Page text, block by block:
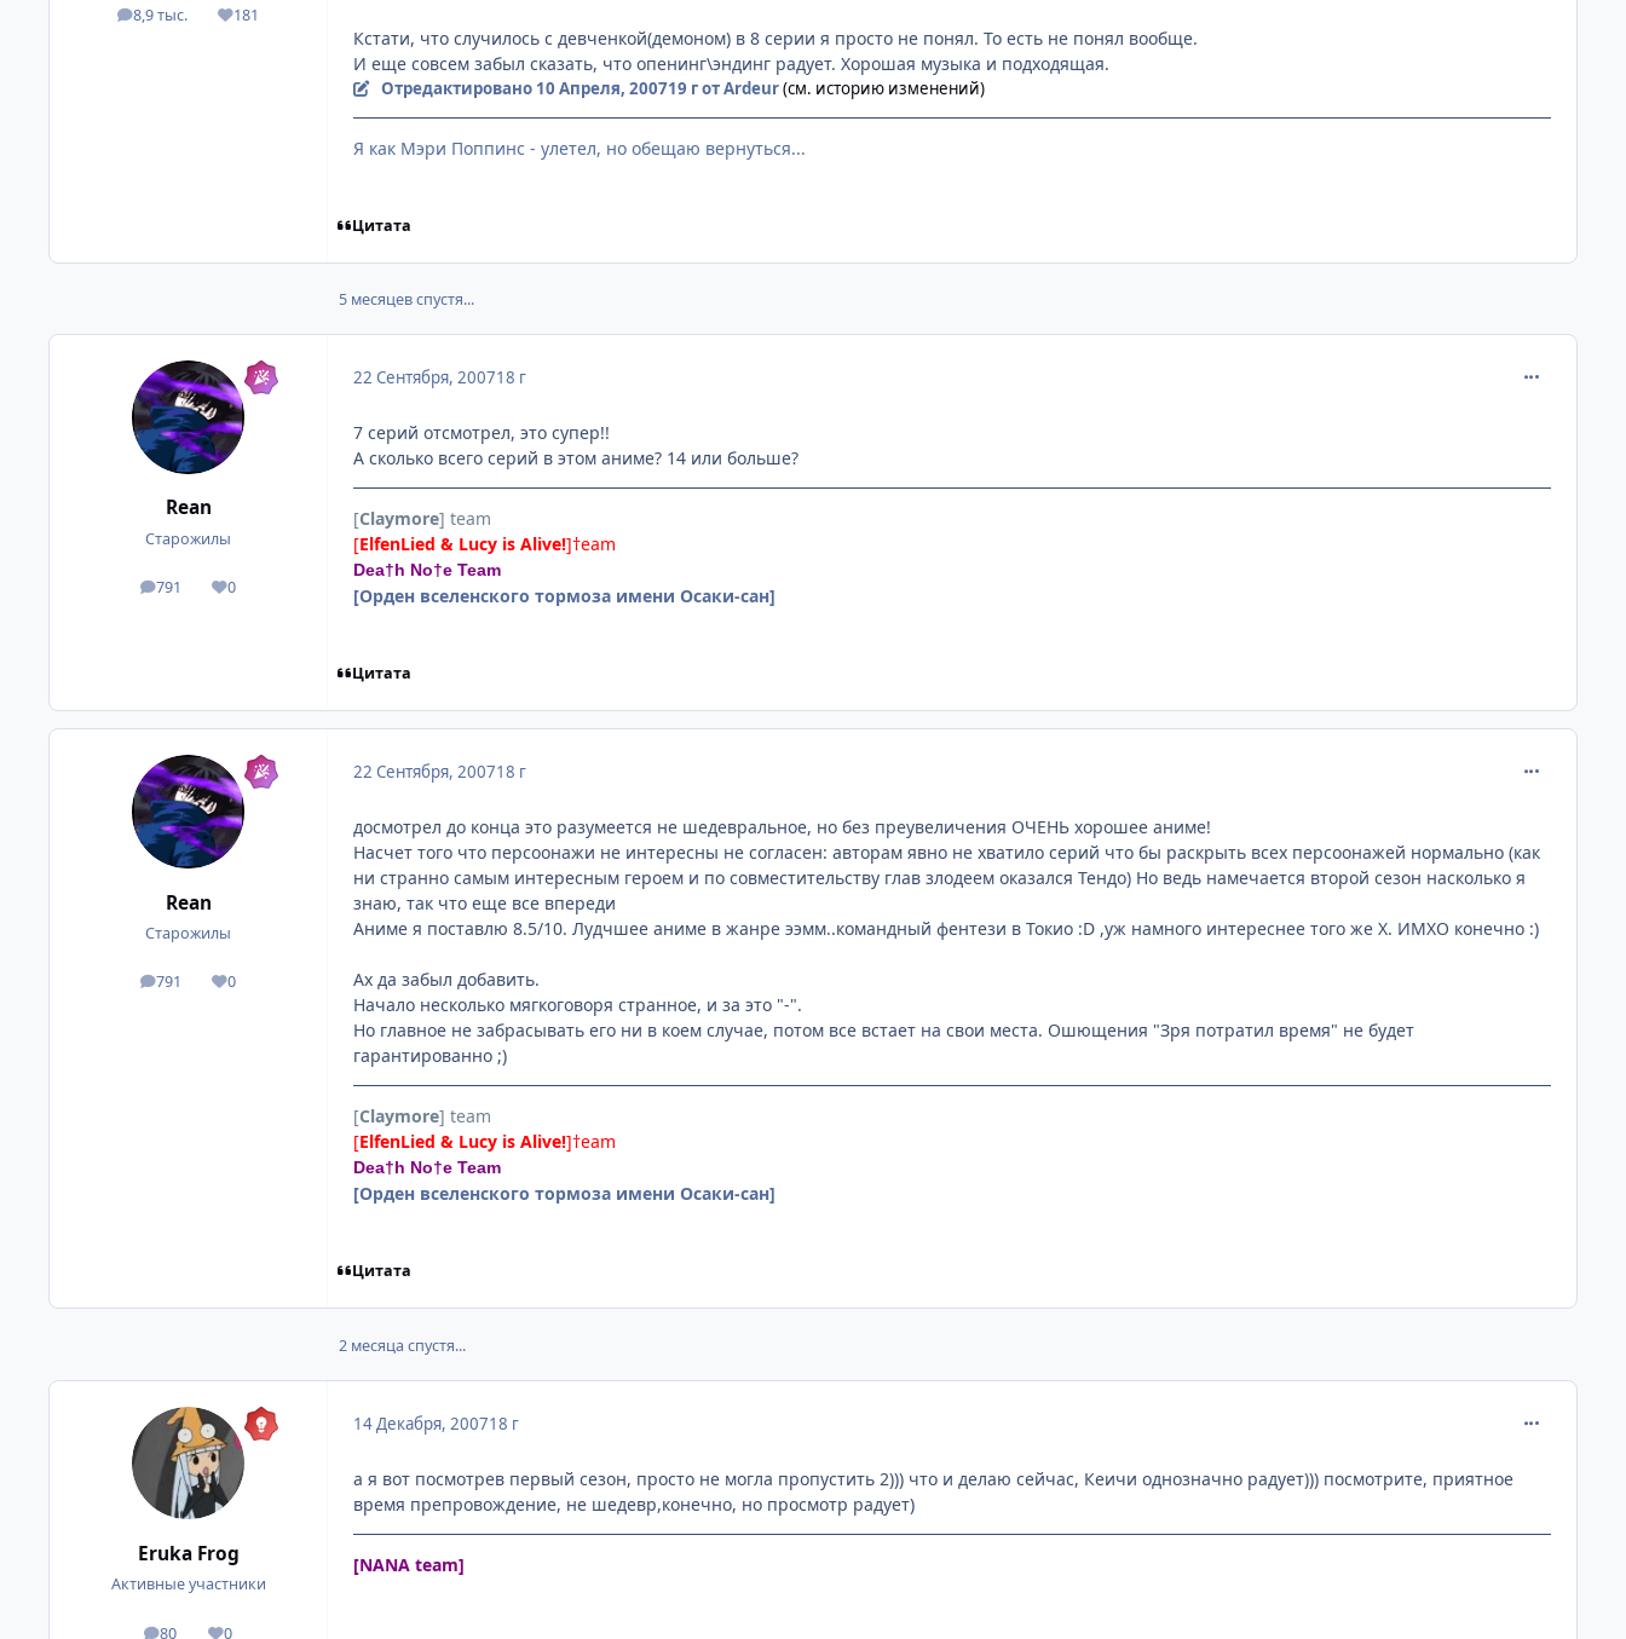
8,9 тыс.
посты 181
Репутация
Кстати, что случилось с девченкой(демоном) в 8 серии я просто не понял. То есть не понял вообще.
И еще совсем забыл сказать, что опенинг\эндинг радует. Хорошая музыка и подходящая.
Отредактировано 10 Апреля, 200719 гот Ardeur(см. историю изменений)
Я как Мэри Поппинс - улетел, но обещаю вернуться...
Цитата
5 месяцев спустя...
Rean
Старожилы
791
посты 0
Репутация
22 Сентября, 200718 г
7 серий отсмотрел, это супер!!
А сколько всего серий в этом аниме? 14 или больше?
[Claymore] team
[ElfenLied & Lucy is Alive!]†eam
Dea†h No†e Team
[Орден вселенского тормоза имени Осаки-сан]
Цитата
Rean
Старожилы
791
посты 0
Репутация
22 Сентября, 200718 г
досмотрел до конца это разумеется не шедевральное, но без преувеличения ОЧЕНЬ хорошее аниме!
Насчет того что персоонажи не интересны не согласен: авторам явно не хватило серий что бы раскрыть всех персоонажей нормально (как
ни странно самым интересным героем и по совместительству глав злодеем оказался Тендо) Но ведь намечается второй сезон насколько я
знаю, так что еще все впереди
Аниме я поставлю 8.5/10. Лудчшее аниме в жанре ээмм..командный фентези в Токио :D ,уж намного интереснее того же X. ИМХО конечно :)
Ах да забыл добавить.
Начало несколько мягкоговоря странное, и за это "-".
Но главное не забрасывать его ни в коем случае, потом все встает на свои места. Ошющения "Зря потратил время" не будет
гарантированно ;)
[Claymore] team
[ElfenLied & Lucy is Alive!]†eam
Dea†h No†e Team
[Орден вселенского тормоза имени Осаки-сан]
Цитата
2 месяца спустя...
Eruka Frog
Активные участники
80 0
14 Декабря, 200718 г
а я вот посмотрев первый сезон, просто не могла пропустить 2))) что и делаю сейчас, Кеичи однозначно радует))) посмотрите, приятное
время препровождение, не шедевр,конечно, но просмотр радует)
[NANA team]